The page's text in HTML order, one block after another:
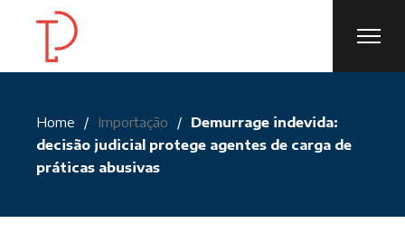
content
Home Importação
Demurrage indevida:
decisão judicial protege agentes de carga de
práticas abusivas